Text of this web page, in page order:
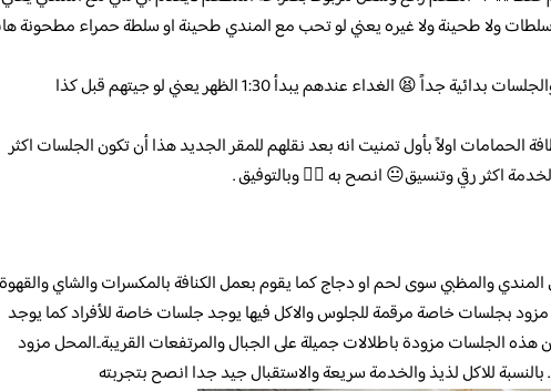
ولا طحينة ولا غيره يعني لو تحب مع المندي طحينة او سلطة حمراء مطحونة
المكان وطريقة الطلب والجلسات بدائية جداً 😫 الغداء عندهم يبدأ 1:30 الظهر يعني لو جيتهم قبل كذا
الحمامات اولاً بأول تمنيت انه بعد نقلهم للمقر الجديد هذا أن تكون الجلسات اكثر
اكثر رقي وتنسيق😐 انصح به 👍🏼 وبالتوفيق .
والمظبي سوى لحم او دجاج كما يقوم بعمل الكنافة بالمكسرات والشاي والقهوة
مزود بجلسات خاصة مرقمة للجلوس والاكل فيها يوجد جلسات خاصة للأفراد كما يوجد
هذه الجلسات مزودة باطلالات جميلة على الجبال والمرتفعات القريبة..المحل مزود
للاكل لذيذ والخدمة سريعة والاستقبال جيد جدا انصح بتجربته